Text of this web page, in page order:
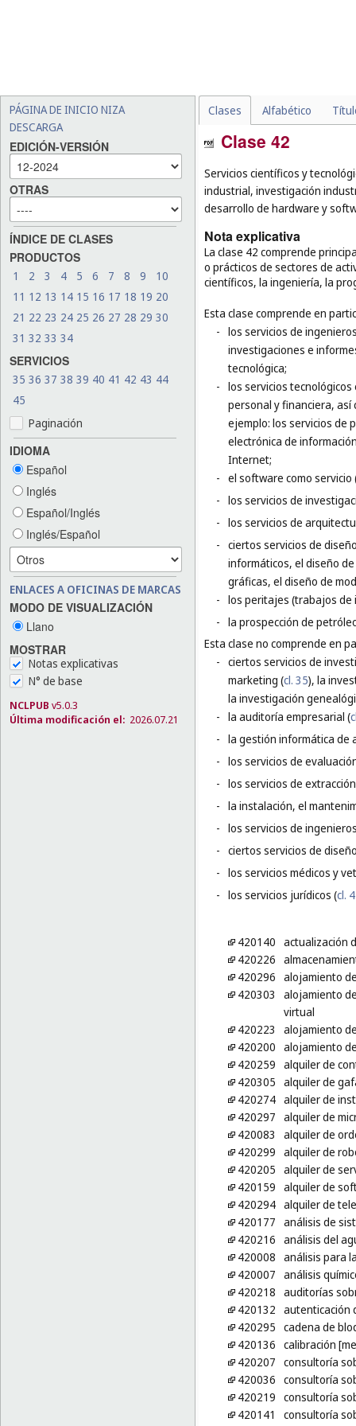
PÁGINA DE INICIO NIZA
DESCARGA
EDICIÓN-VERSIÓN
OTRAS
ÍNDICE DE CLASES
PRODUCTOS
1 2 3 4 5 6 7 8 9
10
11 12 13 14 15 16 17 18 19 20
21 22 23 24 25 26 27 28 29 30
31 32 33 34
SERVICIOS
35 36 37 38 39 40 41 42 43 44
45
Paginación
IDIOMA
Español
Inglés
Español/Inglés
Inglés/Español
ENLACES A OFICINAS DE MARCAS
MODO DE VISUALIZACIÓN
Llano
MOSTRAR
Notas explicativas
N° de base
NCLPUB v5.0.3
Última modificación el: 2026.07.21
Clases Alfabético
Clase 42
Servicios científicos y
industrial, investigación
desarrollo de hardware y
Nota explicativa
La clase 42 comprende
o prácticos de sectores de
científicos, la ingeniería, la
Esta clase comprende en
- los servicios de
investigaciones e
tecnológica;
- los servicios
personal y financiera, así
ejemplo: los servicios de
electrónica de
Internet;
- el software como servicio
- los servicios de
- los servicios de
- ciertos servicios de
informáticos, el diseño
gráficas, el diseño de
- los peritajes (trabajos de
- la prospección de
Esta clase no comprende en
- ciertos servicios de
marketing (cl. 35), la
la investigación
- la auditoría empresarial (
- la gestión informática de
- los servicios de
- los servicios de
- la instalación, el
- los servicios de
- ciertos servicios de
- los servicios médicos y
- los servicios jurídicos (cl.
420140 actualización
420226
420296 alojamiento
420303
alojamiento
virtual
420223
alojamiento
420200 alojamiento
420259 alquiler de
420305 alquiler de
420274 alquiler de
420297 alquiler de
420083
alquiler de
420299 alquiler de
420205 alquiler de
420159 alquiler de
420294 alquiler de
420177 análisis de
420216 análisis del
420008 análisis para
420007 análisis
420218 auditorías
420132 autenticación
420295 cadena de
420136 calibración
420207 consultoría
420036 consultoría
420219 consultoría
420141
consultoría